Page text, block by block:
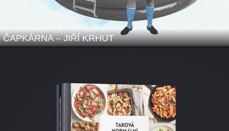
ČAPKÁRNA – JIŘÍ KRHUT